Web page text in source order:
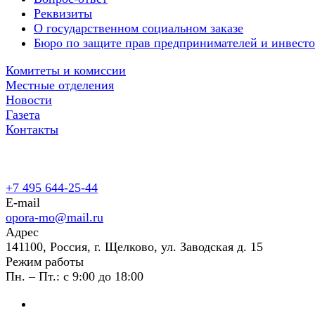
Реквизиты
О государственном социальном заказе
Бюро по защите прав предпринимателей и
Комитеты и комиссии
Местные отделения
Новости
Газета
Контакты
+7 495 644-25-44
E-mail
opora-mo@mail.ru
Адрес
141100, Россия, г. Щелково, ул. Заводская д. 15
Режим работы
Пн. – Пт.: с 9:00 до 18:00